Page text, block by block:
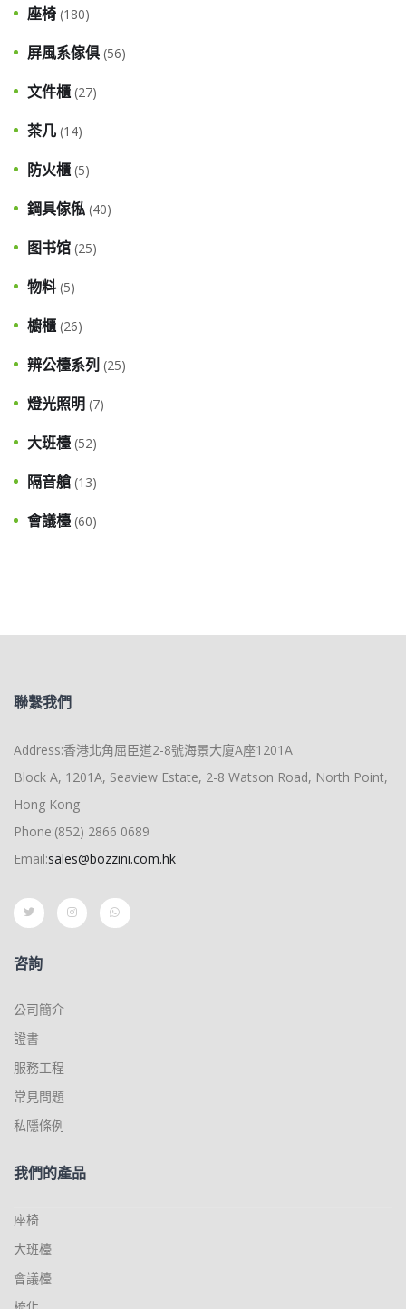
座椅 (180)
屏風系傢俱 (56)
文件櫃 (27)
茶几 (14)
防火櫃 (5)
鋼具傢俬 (40)
图书馆 (25)
物料 (5)
櫥櫃 (26)
辨公檯系列 (25)
燈光照明 (7)
大班檯 (52)
隔音艙 (13)
會議檯 (60)
聯繫我們
Address:香港北角屈臣道2-8號海景大廈A座1201A
Block A, 1201A, Seaview Estate, 2-8 Watson Road, North Point,
Hong Kong
Phone:(852) 2866 0689
Email:sales@bozzini.com.hk
咨詢
公司簡介
證書
服務工程
常見問題
私隱條例
我們的產品
座椅
大班檯
會議檯